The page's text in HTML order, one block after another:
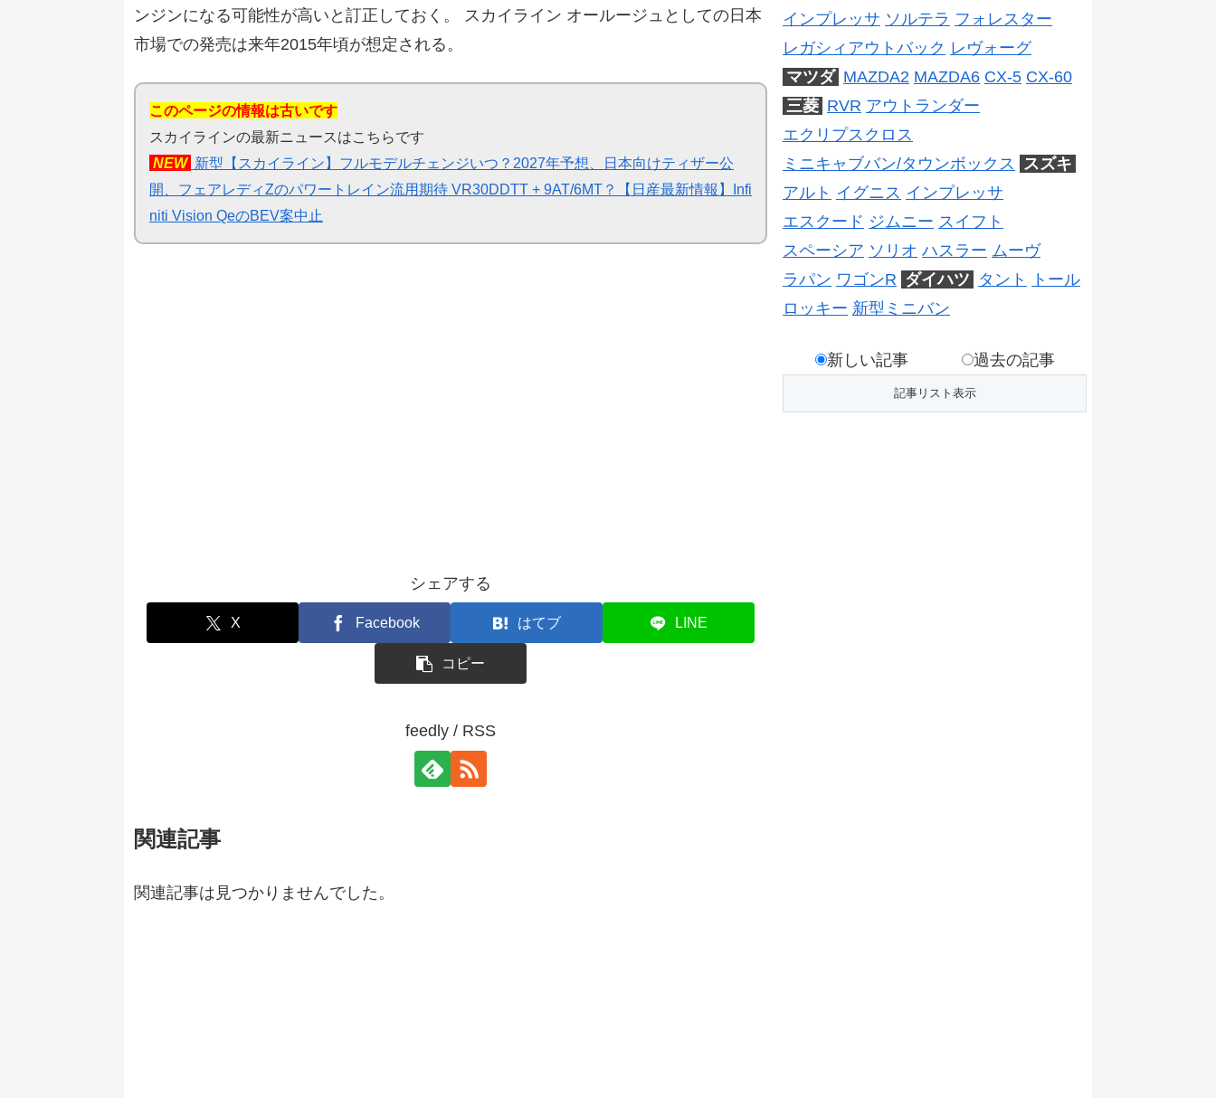
ンジンになる可能性が高いと訂正しておく。 スカイライン オールージュとしての日本
市場での発売は来年2015年頃が想定される。
このページの情報は古いです
スカイラインの最新ニュースはこちらです
NEW 新型【スカイライン】フルモデルチェンジいつ？2027年予想、日本向けティザー公
開、フェアレディZのパワートレイン流用期待 VR30DDTT + 9AT/6MT？【日産最新情報】Infi
niti Vision QeのBEV案中止
シェアする
X Facebook はてブ LINE
コピー
feedly / RSS
関連記事
関連記事は見つかりませんでした。
インプレッサ ソルテラ フォレスター
レガシィアウトバック レヴォーグ
マツダ MAZDA2 MAZDA6 CX-5 CX-60
三菱 RVR アウトランダー
エクリプスクロス
ミニキャブバン/タウンボックス
スズキ
アルト イグニス インプレッサ
エスクード ジムニー スイフト
スペーシア ソリオ ハスラー ムーヴ
ラパン ワゴンR ダイハツ タント
トール
ロッキー 新型ミニバン
新しい記事 過去の記事